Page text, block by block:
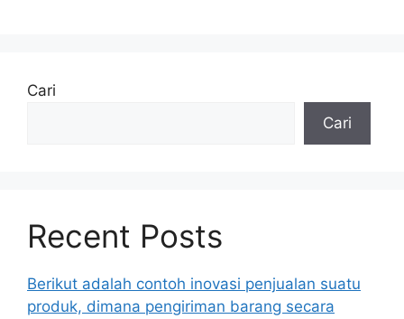
Cari
Cari
Recent Posts
Berikut adalah contoh inovasi penjualan suatu
produk, dimana pengiriman barang secara